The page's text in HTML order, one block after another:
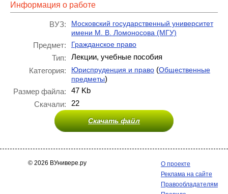
Информация о работе
ВУЗ:
Московский государственный университет
имени М. В. Ломоносова (МГУ)
Предмет: Гражданское право
Тип:
Лекции, учебные пособия
Категория:
Юриспруденция и право (Общественные
предметы)
Размер файла:
47 Kb
Скачали:
22
Скачать файл
© 2026 ВУнивере.ру
О проекте
Реклама на сайте
Правообладателям